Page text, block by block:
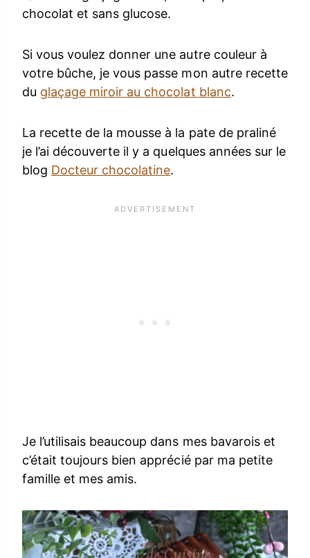
chocolat et sans glucose.
Si vous voulez donner une autre couleur à
votre bûche, je vous passe mon autre recette
du glaçage miroir au chocolat blanc.
La recette de la mousse à la pate de praliné
je l’ai découverte il y a quelques années sur le
blog Docteur chocolatine.
Je l’utilisais beaucoup dans mes bavarois et
c’était toujours bien apprécié par ma petite
famille et mes amis.